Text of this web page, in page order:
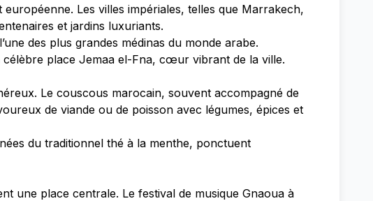
Les villes impériales, telles que Marrakech,
et jardins luxuriants.
des plus grandes médinas du monde arabe.
place Jemaa el-Fna, cœur vibrant de la ville.
Le couscous marocain, souvent accompagné de
de viande ou de poisson avec légumes, épices et
du traditionnel thé à la menthe, ponctuent
une place centrale. Le festival de musique Gnaoua à